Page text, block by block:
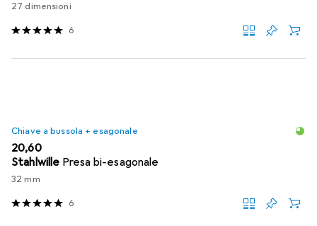
27 dimensioni
6
Chiave a bussola + esagonale
EUR
20,60
Stahlwille Presa bi-esagonale
32 mm
6